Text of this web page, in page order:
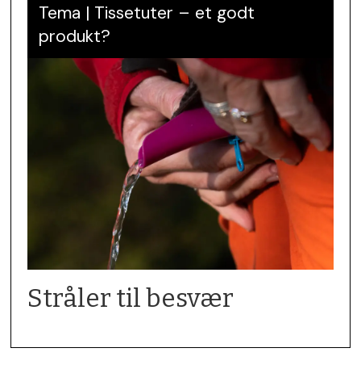
Tema | Tissetuter – et godt
produkt?
Stråler til besvær